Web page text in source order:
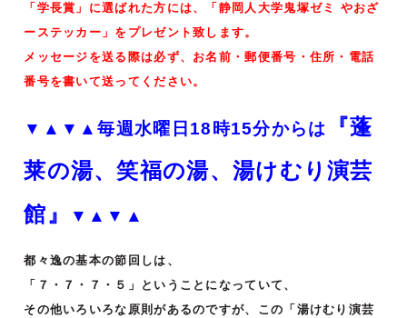
「学長賞」に選ばれた方には、「静岡人大学鬼塚ゼミ やおざ
ーステッカー」をプレゼント致します。
メッセージを送る際は必ず、お名前・郵便番号・住所・電話
番号を書いて送ってください。
▼▲▼▲毎週水曜日18時15分からは
『蓬
莱の湯、笑福の湯、湯けむり演芸
館』
▼▲▼▲
都々逸の基本の節回しは、
「７・７・７・５」ということになっていて、
その他いろいろな原則があるのですが、この「湯けむり演芸